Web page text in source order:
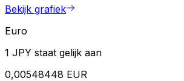
Bekijk grafiek
Euro
1 JPY staat gelijk aan
0,00548448 EUR